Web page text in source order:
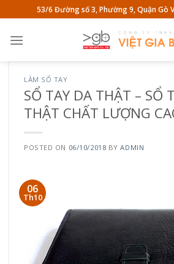
to
content
53/6 Đường số 3, Phường 9, Quận Gò
LÀM SỔ TAY
SỔ TAY DA THẬT – SỔ
THẬT CHẤT LƯỢNG
POSTED ON 06/10/2018 BYADMIN
06
Th10